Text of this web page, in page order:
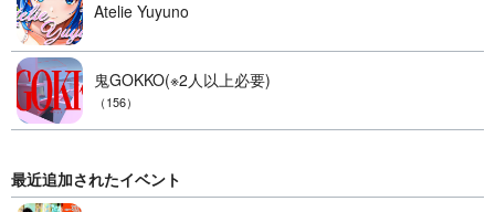
Atelie Yuyuno
鬼GOKKO(※2人以上必要)
（156）
最近追加されたイベント